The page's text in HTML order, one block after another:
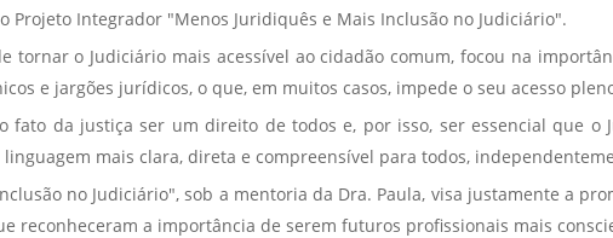
Projeto Integrador "Menos Juridiquês e Mais Inclusão no Judiciário".
tornar o Judiciário mais acessível ao cidadão comum, focou na
e jargões jurídicos, o que, em muitos casos, impede o seu acesso
fato da justiça ser um direito de todos e, por isso, ser essencial que
mais clara, direta e compreensível para todos,
no Judiciário", sob a mentoria da Dra. Paula, visa justamente a
reconheceram a importância de serem futuros profissionais mais